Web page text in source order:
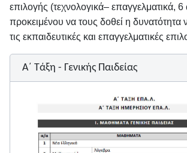
επιλογής (τεχνολογικά– επαγγελματικά,
προκειμένου να τους δοθεί η δυνατότητα
τις εκπαιδευτικές και επαγγελματικές
Α΄ Τάξη - Γενικής Παιδείας